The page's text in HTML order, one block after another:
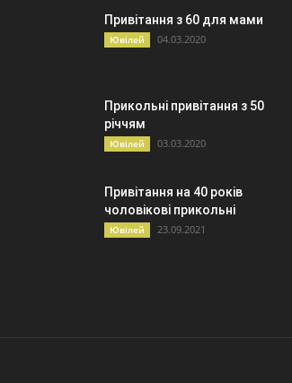
Привітання з 60 для мами
Ювілей 04.03.2020
Прикольні привітання з 50
річчям
Ювілей 03.03.2020
Привітання на 40 років
чоловікові прикольні
Ювілей 23.09.2021